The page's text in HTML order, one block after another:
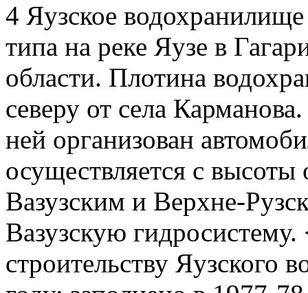
4 Яузское
типа на реке Яузе в
области. Плотина
северу от села
ней организован
осуществляется с
Вазузским и Верхне-
Вазузскую
строительству Яузского